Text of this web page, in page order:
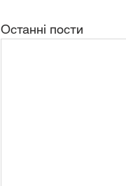
Останні пости